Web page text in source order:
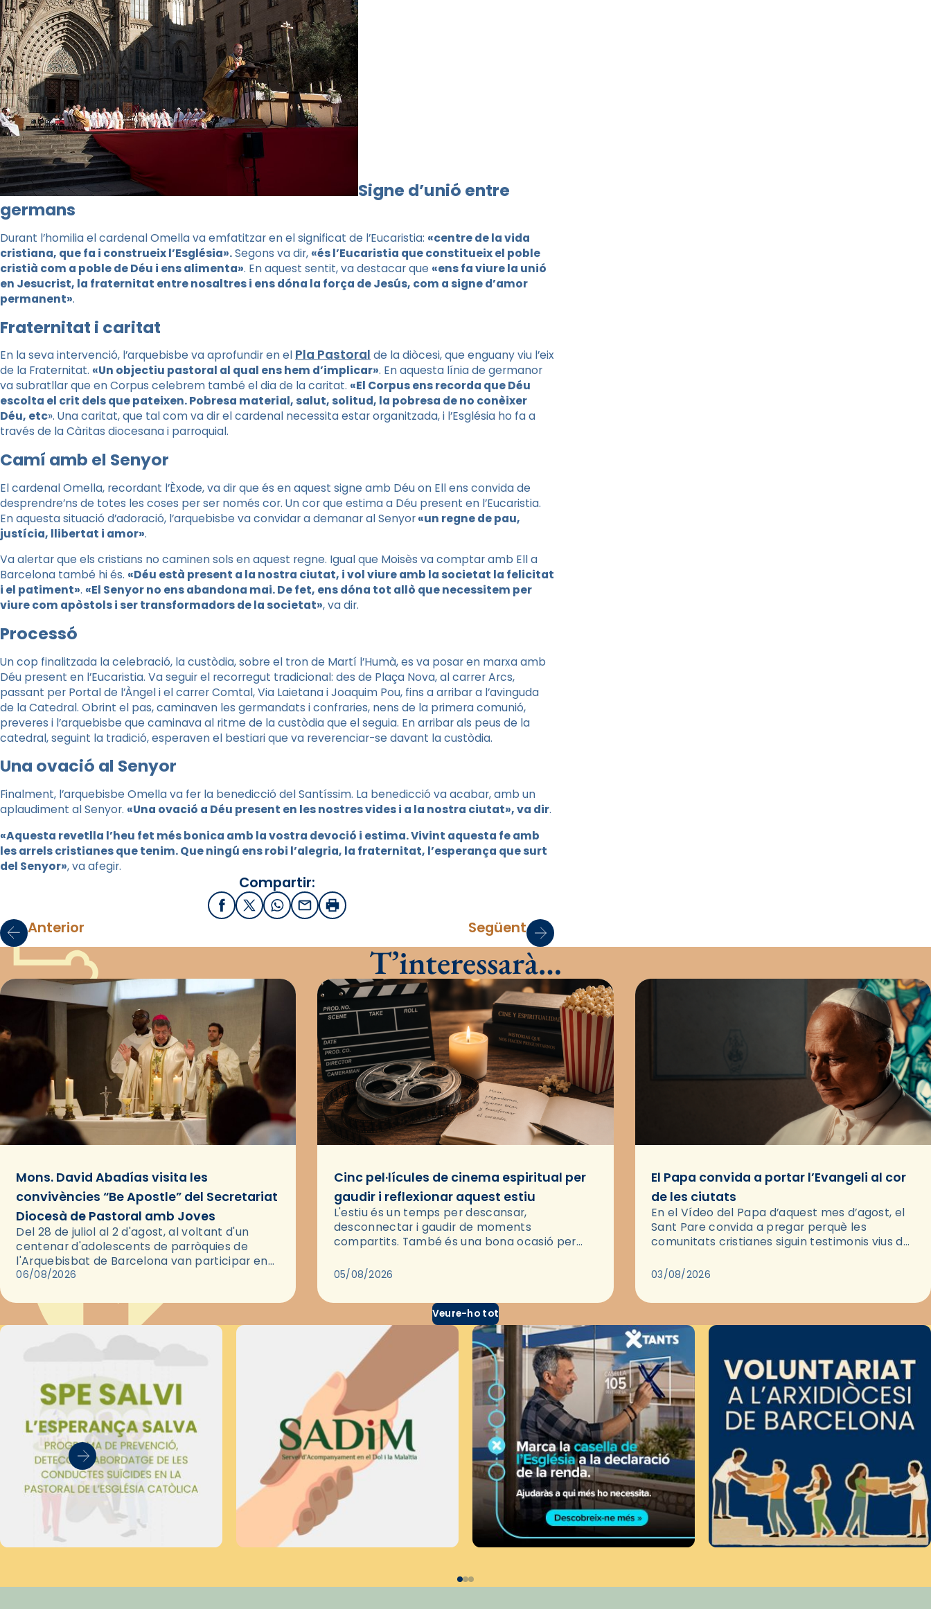
Signe d’unió entre
germans
Durant l’homilia el cardenal Omella va emfatitzar en el significat de l’Eucaristia: «centre de la vida
cristiana, que fa i construeix l’Església».Segons va dir, «és l’Eucaristia que constitueix el poble
cristià com a poble de Déu i ens alimenta». En aquest sentit, va destacar que «ens fa viure la unió
en Jesucrist, la fraternitat entre nosaltres i ens dóna la força de Jesús, com a signe d’amor
permanent».
Fraternitat i caritat
En la seva intervenció, l’arquebisbe va aprofundir en el Pla Pastoral de la diòcesi, que enguany viu l’eix
de la Fraternitat. «Un objectiu pastoral al qual ens hem d’implicar». En aquesta línia de germanor
va subratllar que en Corpus celebrem també el dia de la caritat. «El Corpus ens recorda que Déu
escolta el crit dels que pateixen. Pobresa material, salut, solitud, la pobresa de no conèixer
Déu, etc». Una caritat, que tal com va dir el cardenal necessita estar organitzada, i l’Església ho fa a
través de la Càritas diocesana i parroquial.
Camí amb el Senyor
El cardenal Omella, recordant l’Èxode, va dir que és en aquest signe amb Déu on Ell ens convida de
desprendre’ns de totes les coses per ser només cor. Un cor que estima a Déu present en l’Eucaristia.
En aquesta situació d’adoració, l’arquebisbe va convidar a demanar al Senyor«un regne de pau,
justícia, llibertat i amor».
Va alertar que els cristians no caminen sols en aquest regne. Igual que Moisès va comptar amb Ell a
Barcelona també hi és. «Déu està present a la nostra ciutat, i vol viure amb la societat la felicitat
i el patiment». «El Senyor no ens abandona mai. De fet, ens dóna tot allò que necessitem per
viure com apòstols i ser transformadors de la societat», va dir.
Processó
Un cop finalitzada la celebració, la custòdia, sobre el tron de Martí l’Humà, es va posar en marxa amb
Déu present en l’Eucaristia. Va seguir el recorregut tradicional: des de Plaça Nova, al carrer Arcs,
passant per Portal de l’Àngel i el carrer Comtal, Via Laietana i Joaquim Pou, fins a arribar a l’avinguda
de la Catedral. Obrint el pas, caminaven les germandats i confraries, nens de la primera comunió,
preveres i l’arquebisbe que caminava al ritme de la custòdia que el seguia. En arribar als peus de la
catedral, seguint la tradició, esperaven el bestiari que va reverenciar-se davant la custòdia.
Una ovació al Senyor
Finalment, l’arquebisbe Omella va fer la benedicció del Santíssim. La benedicció va acabar, amb un
aplaudiment al Senyor. «Una ovació a Déu present en les nostres vides i a la nostra ciutat», va dir.
«Aquesta revetlla l’heu fet més bonica amb la vostra devoció i estima. Vivint aquesta fe amb
les arrels cristianes que tenim. Que ningú ens robi l’alegria, la fraternitat, l’esperança que surt
del Senyor», va afegir.
Compartir:
FacebookX / Twitter
WhatsApp
EmailImprimir
Anterior Següent
T’interessarà…
Mons. David Abadías visita les
convivències “Be Apostle” del Secretariat
Diocesà de Pastoral amb Joves
Del 28 de juliol al 2 d'agost, al voltant d'un
centenar d'adolescents de parròquies de
l'Arquebisbat de Barcelona van participar en
les convivències Be Apostle, organitzades pel
06/08/2026
Cinc pel·lícules de cinema espiritual per
gaudir i reflexionar aquest estiu
L'estiu és un temps per descansar,
desconnectar i gaudir de moments
compartits. També és una bona ocasió per
través del cinema, reflexionar sobre les…
05/08/2026
El Papa convida a portar l’Evangeli al cor
de les ciutats
En el Vídeo del Papa d’aquest mes d’agost, el
Sant Pare convida a pregar perquè les
comunitats cristianes siguin testimonis vius de
pregària, el…
03/08/2026
Veure-ho tot